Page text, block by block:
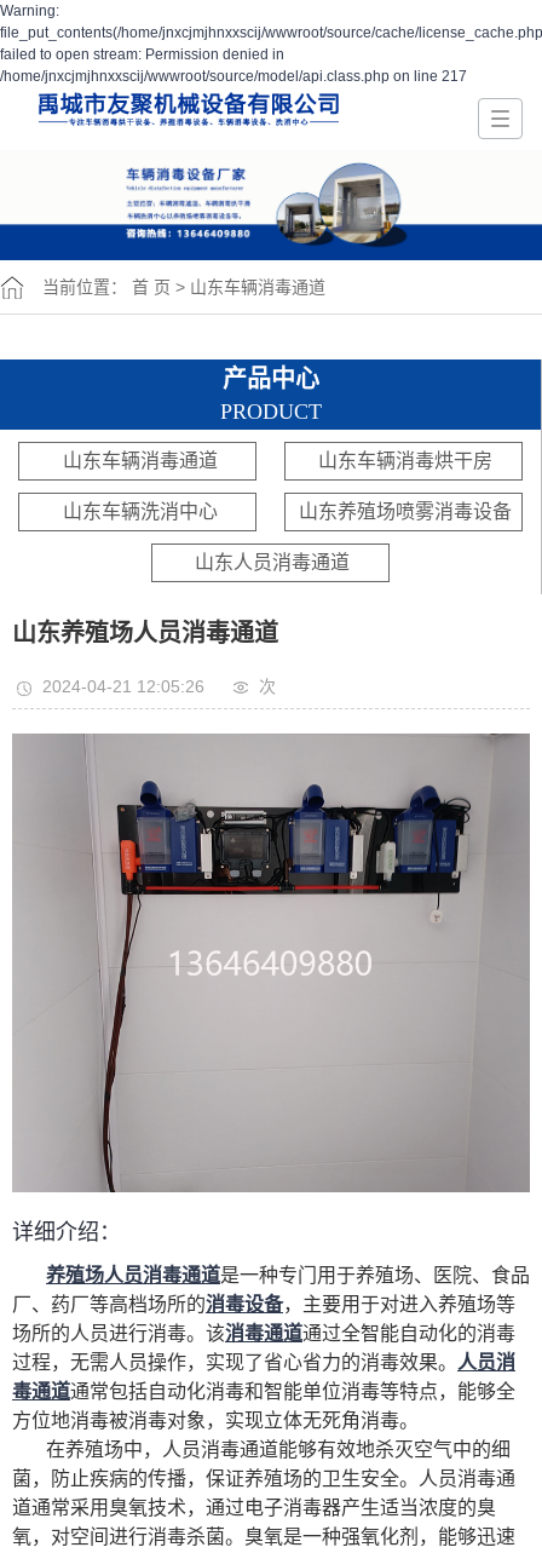
Warning:
file_put_contents(/home/jnxcjmjhnxxscij/wwwroot/source/cache/
failed to open stream: Permission denied in
/home/jnxcjmjhnxxscij/wwwroot/source/model/api.class.php on line 217
当前位置： 首 页 > 山东车辆消毒通道
产品中心
PRODUCT
山东车辆消毒通道 山东车辆消毒烘干房
山东车辆洗消中心 山东养殖场喷雾消毒设备
山东人员消毒通道
山东养殖场人员消毒通道
2024-04-21 12:05:26 次
详细介绍：
养殖场人员消毒通道是一种专门用于养殖场、医院、食品
厂、药厂等高档场所的消毒设备，主要用于对进入养殖场等
场所的人员进行消毒。该消毒通道通过全智能自动化的消毒
过程，无需人员操作，实现了省心省力的消毒效果。
人员消
毒通道通常包括自动化消毒和智能单位消毒等特点，能够全
方位地消毒被消毒对象，实现立体无死角消毒。
在养殖场中，人员消毒通道能够有效地杀灭空气中的细
菌，防止疾病的传播，保证养殖场的卫生安全。人员消毒通
道通常采用臭氧技术，通过电子消毒器产生适当浓度的臭
氧，对空间进行消毒杀菌。臭氧是一种强氧化剂，能够迅速